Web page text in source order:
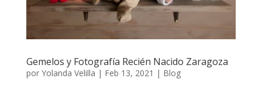
Gemelos y Fotografía Recién Nacido Zaragoza
por Yolanda Velilla | Feb 13, 2021 | Blog